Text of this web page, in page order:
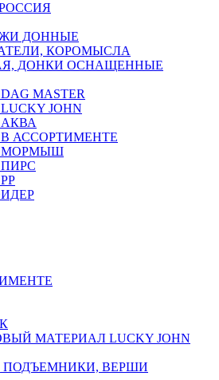
ДОННЫЕ
КОРОМЫСЛА
ДОНКИ ОСНАЩЕННЫЕ
MASTER
JOHN
АССОРТИМЕНТЕ
МОРМЫШ
МАТЕРИАЛ LUCKY JOHN
ПОДЪЕМНИКИ, ВЕРШИ